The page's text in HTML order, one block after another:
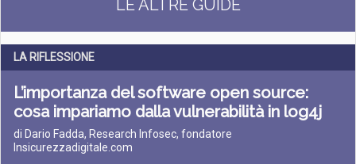
LE ALTRE GUIDE
LA RIFLESSIONE
L’importanza del software open source:
cosa impariamo dalla vulnerabilità in log4j
di Dario Fadda, Research Infosec, fondatore
Insicurezzadigitale.com